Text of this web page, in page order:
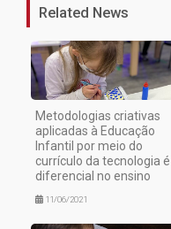
Related News
Metodologias criativas
aplicadas à Educação
Infantil por meio do
currículo da tecnologia é
diferencial no ensino
11/06/2021